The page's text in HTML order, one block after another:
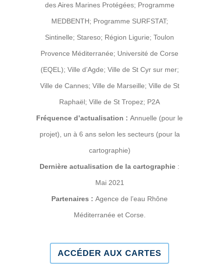
des Aires Marines Protégées; Programme
MEDBENTH; Programme SURFSTAT;
Sintinelle; Stareso; Région Ligurie; Toulon
Provence Méditerranée; Université de Corse
(EQEL); Ville d’Agde; Ville de St Cyr sur mer;
Ville de Cannes; Ville de Marseille; Ville de St
Raphaël; Ville de St Tropez; P2A
Fréquence d’actualisation : Annuelle (pour le
projet), un à 6 ans selon les secteurs (pour la
cartographie)
Dernière actualisation de la cartographie :
Mai 2021
Partenaires : Agence de l’eau Rhône
Méditerranée et Corse.
ACCÉDER AUX CARTES